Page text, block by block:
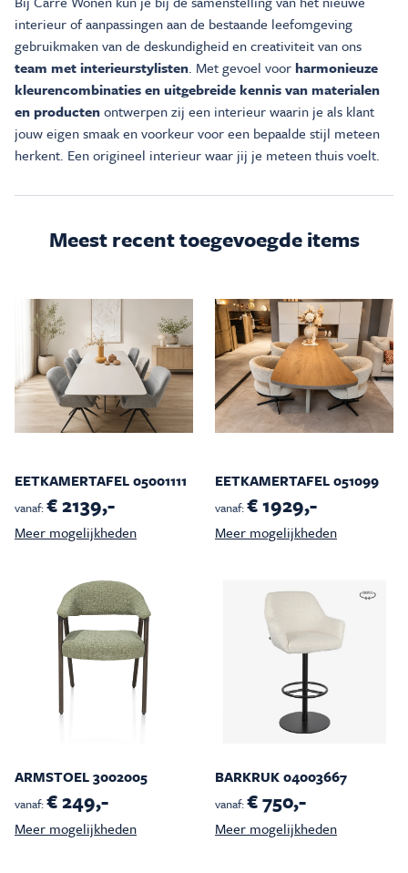
interieur of aanpassingen aan de bestaande leefomgeving
gebruikmaken van de deskundigheid en creativiteit van ons
team met interieurstylisten. Met gevoel voorharmonieuze
kleurencombinaties en uitgebreide kennis van materialen
en productenontwerpen zij een interieur waarin je als klant
jouw eigen smaak en voorkeur voor een bepaalde stijl meteen
herkent. Een origineel interieur waar jij je meteen thuis voelt.
Meest recent toegevoegde items
EETKAMERTAFEL 05001111
vanaf:€ 2139,-
Meer mogelijkheden
EETKAMERTAFEL 051099
vanaf:€ 1929,-
Meer mogelijkheden
ARMSTOEL 3002005
vanaf:€ 249,-
Meer mogelijkheden
BARKRUK 04003667
vanaf:€ 750,-
Meer mogelijkheden